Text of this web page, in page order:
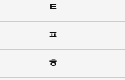
ㅌ
ㅍ
ㅎ